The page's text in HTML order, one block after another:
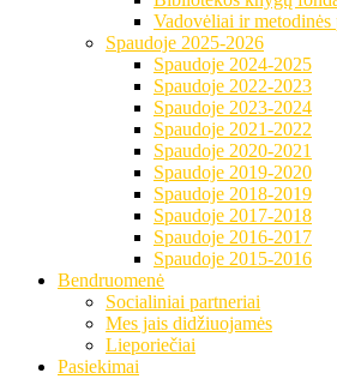
Vadovėliai ir metodinės
Spaudoje 2025-2026
Spaudoje 2024-2025
Spaudoje 2022-2023
Spaudoje 2023-2024
Spaudoje 2021-2022
Spaudoje 2020-2021
Spaudoje 2019-2020
Spaudoje 2018-2019
Spaudoje 2017-2018
Spaudoje 2016-2017
Spaudoje 2015-2016
Bendruomenė
Socialiniai partneriai
Mes jais didžiuojamės
Lieporiečiai
Pasiekimai